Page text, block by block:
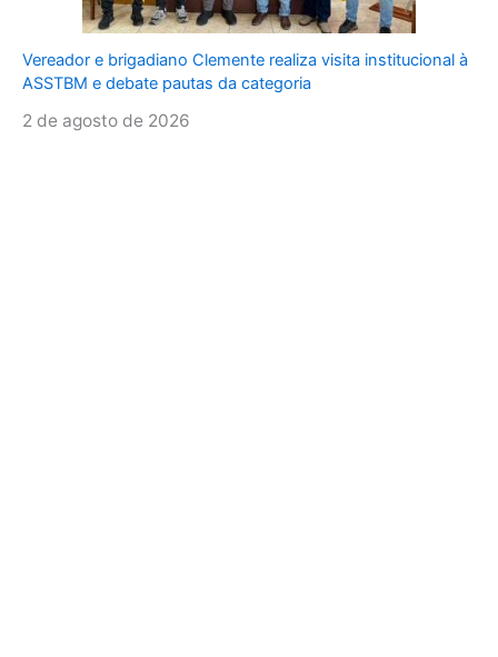
Vereador e brigadiano Clemente realiza visita institucional à
ASSTBM e debate pautas da categoria
2 de agosto de 2026